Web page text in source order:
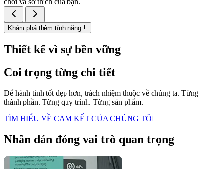
chơi và sở thích của bạn.
Khám phá thêm tính năng
Thiết kế vì sự bền vững
Coi trọng từng chi tiết
Để hành tinh tốt đẹp hơn, trách nhiệm thuộc về chúng ta. Từng
thành phần. Từng quy trình. Từng sản phẩm.
TÌM HIỂU VỀ CAM KẾT CỦA CHÚNG TÔI
Nhãn dán đóng vai trò quan trọng